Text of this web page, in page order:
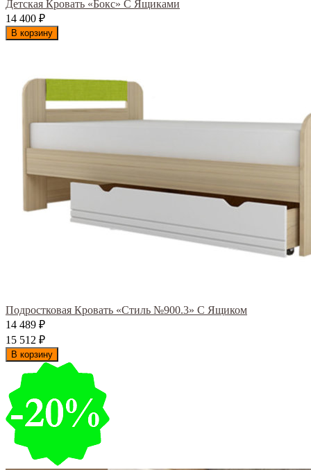
Детская Кровать «Бокс» С Ящиками
14 400 ₽
В корзину
Подростковая Кровать «Стиль №900.3» С Ящиком
14 489 ₽
15 512 ₽
В корзину